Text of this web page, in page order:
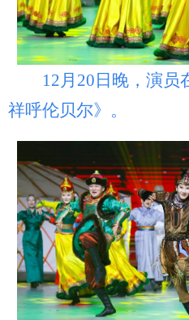
多语种频道
English Español
Русский язык
Português
12月20日晚，演员
祥呼伦贝尔》。